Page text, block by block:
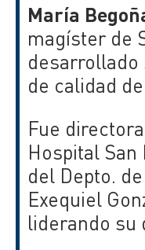
María
magíster de
desarrollado
de calidad de
Fue
Hospital
del Depto.
Exequiel
liderando su